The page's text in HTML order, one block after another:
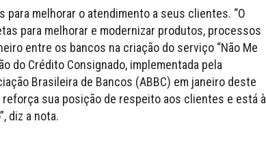
para melhorar o atendimento a seus clientes. “O
para melhorar e modernizar produtos, processos
entre os bancos na criação do serviço “Não Me
do Crédito Consignado, implementada pela
Brasileira de Bancos (ABBC) em janeiro deste
reforça sua posição de respeito aos clientes e está à
diz a nota.